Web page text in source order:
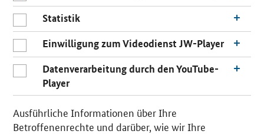
Statistik
Einwilligung zum Videodienst JW-Player
Datenverarbeitung durch den YouTube-
Player
Ausführliche Informationen über Ihre
Betroffenenrechte und darüber, wie wir Ihre